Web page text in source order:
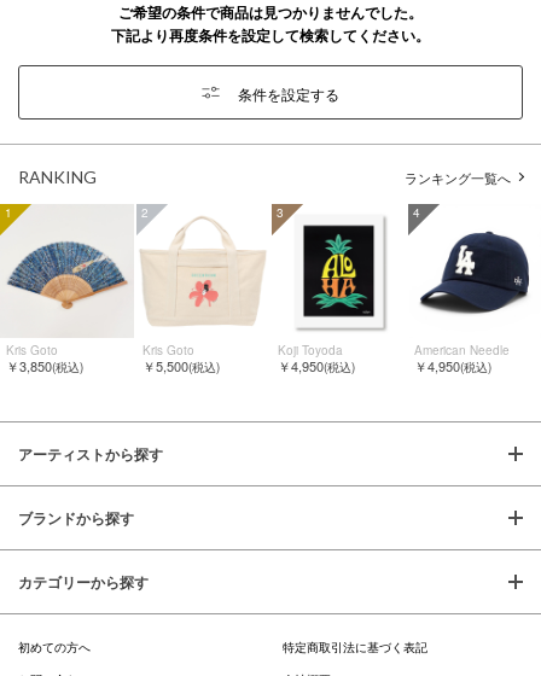
ご希望の条件で商品は見つかりませんでした。
下記より再度条件を設定して検索してください。
条件を設定する
RANKING ランキング一覧へ
1
Kris Goto
￥3,850(税込)
2
Kris Goto
￥5,500(税込)
3
Koji Toyoda
￥4,950(税込)
4
American Needle
￥4,950(税込)
アーティストから探す
ブランドから探す
カテゴリーから探す
初めての方へ
特定商取引法に基づく表記